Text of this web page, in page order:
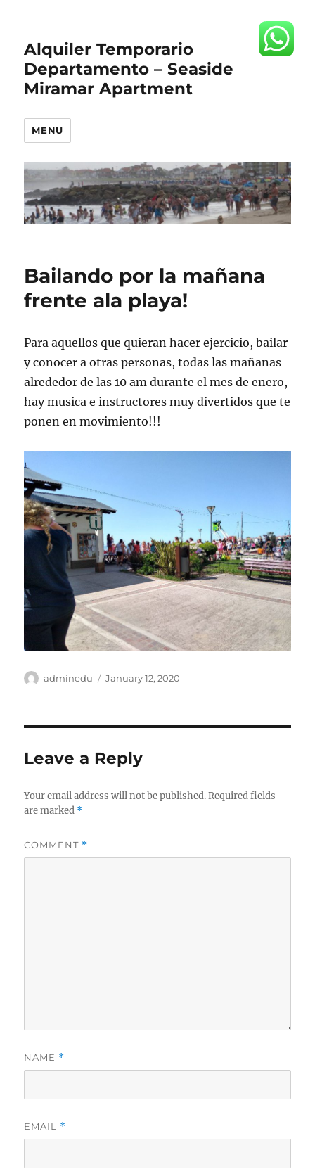
Alquiler Temporario
Departamento – Seaside
Miramar Apartment
MENU
Bailando por la mañana
frente ala playa!
Para aquellos que quieran hacer ejercicio, bailar
y conocer a otras personas, todas las mañanas
alrededor de las 10 am durante el mes de enero,
hay musica e instructores muy divertidos que te
ponen en movimiento!!!
Author
adminedu
Posted
January 12, 2020
Leave a Reply
Your email address will not be published. Required fields
are marked *
COMMENT *
NAME *
EMAIL *